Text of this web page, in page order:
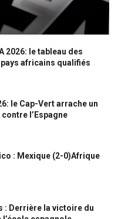
2026: le tableau des
africains qualifiés
le Cap-Vert arrache un
l’Espagne
: Mexique (2-0)Afrique
: Derrière la victoire du